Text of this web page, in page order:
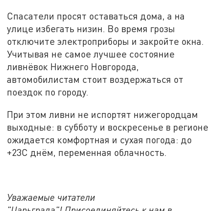
Спасатели просят оставаться дома, а на
улице избегать низин. Во время грозы
отключите электроприборы и закройте окна.
Учитывая не самое лучшее состояние
ливнёвок Нижнего Новгорода,
автомобилистам стоит воздержаться от
поездок по городу.
При этом ливни не испортят нижегородцам
выходные: в субботу и воскресенье в регионе
ожидается комфортная и сухая погода: до
+23С днём, переменная облачность.
Уважаемые читатели